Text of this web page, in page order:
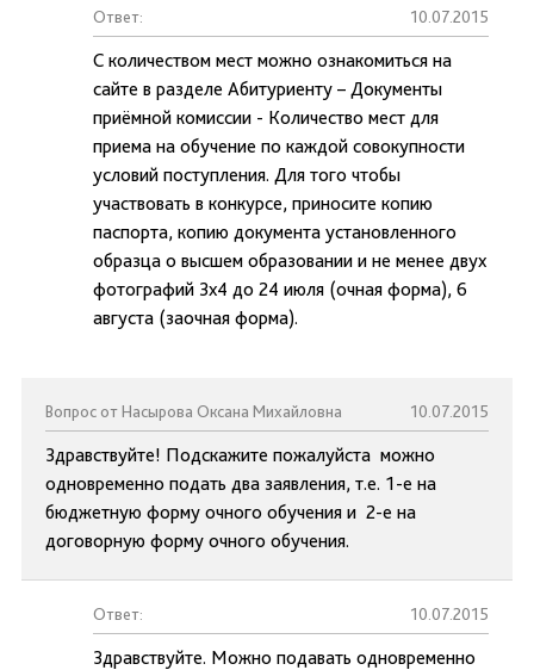
Ответ: 10.07.2015
С количеством мест можно ознакомиться на
сайте в разделе Абитуриенту – Документы
приёмной комиссии - Количество мест для
приема на обучение по каждой совокупности
условий поступления. Для того чтобы
участвовать в конкурсе, приносите копию
паспорта, копию документа установленного
образца о высшем образовании и не менее двух
фотографий 3х4 до 24 июля (очная форма), 6
августа (заочная форма).
Вопрос от Насырова Оксана Михайловна 10.07.2015
Здравствуйте! Подскажите пожалуйста можно
одновременно подать два заявления, т.е. 1-е на
бюджетную форму очного обучения и 2-е на
договорную форму очного обучения.
Ответ: 10.07.2015
Здравствуйте. Можно подавать одновременно